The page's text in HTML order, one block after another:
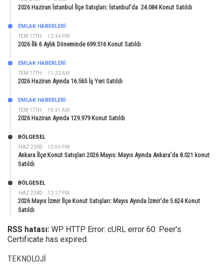
2026 Haziran İstanbul İlçe Satışları: İstanbul’da 24.084 Konut Satıldı
TEM 17TH 12:44 PM
EMLAK HABERLERI
2026 İlk 6 Aylık Döneminde 699.516 Konut Satıldı
TEM 17TH 11:22 AM
EMLAK HABERLERI
2026 Haziran Ayında 16.565 İş Yeri Satıldı
TEM 17TH 10:31 AM
EMLAK HABERLERI
2026 Haziran Ayında 129.979 Konut Satıldı
HAZ 23RD 12:59 PM
BÖLGESEL
Ankara İlçe Konut Satışları 2026 Mayıs: Mayıs Ayında Ankara’da 8.021 konut
Satıldı
HAZ 23RD 12:17 PM
BÖLGESEL
2026 Mayıs İzmir İlçe Konut Satışları: Mayıs Ayında İzmir’de 5.624 Konut
Satıldı
RSS hatası: WP HTTP Error: cURL error 60: Peer's
Certificate has expired.
TEKNOLOJI